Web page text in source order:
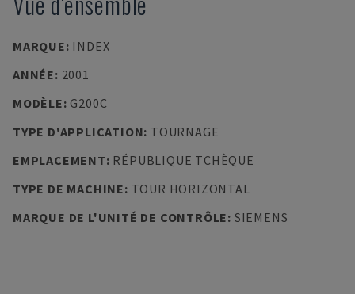
MARQUE: INDEX
ANNÉE: 2001
MODÈLE: G200C
TYPE D'APPLICATION: TOURNAGE
EMPLACEMENT: RÉPUBLIQUE TCHÈQUE
TYPE DE MACHINE: TOUR HORIZONTAL
MARQUE DE L'UNITÉ DE CONTRÔLE: SIEMENS